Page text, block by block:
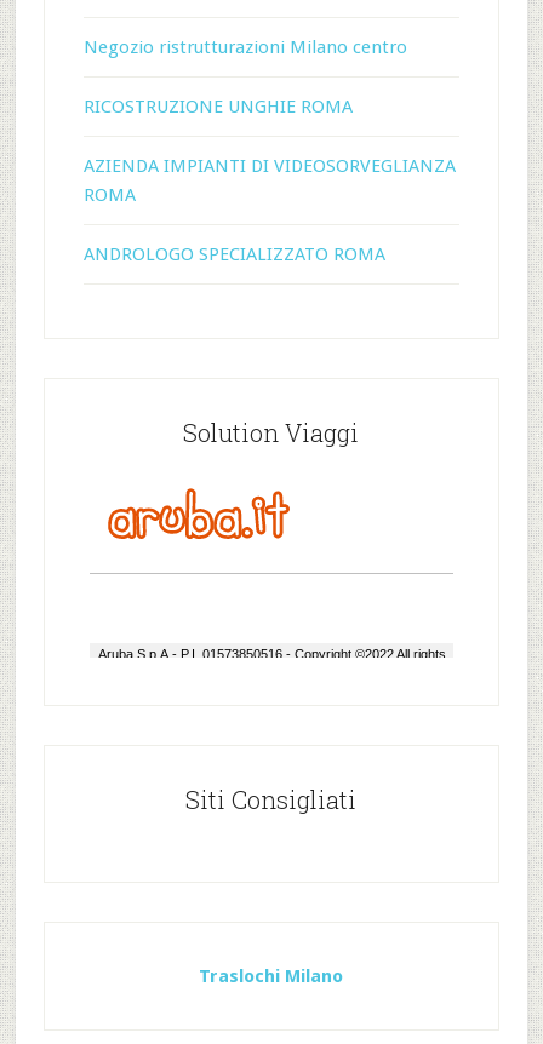
Negozio ristrutturazioni Milano centro
RICOSTRUZIONE UNGHIE ROMA
AZIENDA IMPIANTI DI VIDEOSORVEGLIANZA
ROMA
ANDROLOGO SPECIALIZZATO ROMA
Solution Viaggi
Siti Consigliati
Traslochi Milano